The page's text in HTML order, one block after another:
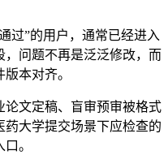
过”的用户，通常已经进入
问题不再是泛泛修改，而
本对齐。
文定稿、盲审预审被格式
大学提交场景下应检查的
。